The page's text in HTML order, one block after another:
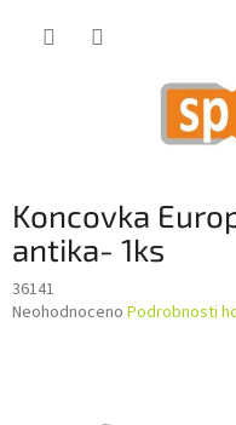
Koncovka
antika- 1ks
36141
Průměrné
Neohodnoceno Podrobnosti